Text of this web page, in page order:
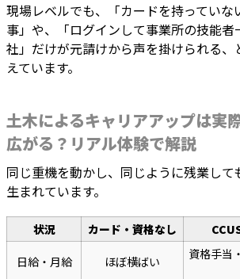
現場レベルでも、「カードを持っていな
事」や、「ログインして事業所の技能
社」だけが元請けから声を掛けられる、
えています。
土木によるキャリアアップは実
広がる？リアル体験で解説
同じ重機を動かし、同じように残業して
生まれています。
状況 カード・資格なし
日給・月給 ほぼ横ばい
資格手当